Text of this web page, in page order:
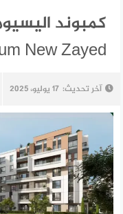
كمبوند
New Zayed
آخر تحديث: 17 يوليو، 2025